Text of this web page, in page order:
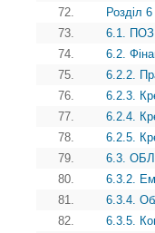
72.
Розділ
73.
6.1.
74.
6.2.
75.
6.2.2.
76.
6.2.3.
77.
6.2.4.
78.
6.2.5.
79.
6.3.
80.
6.3.2.
81.
6.3.4.
82.
6.3.5.